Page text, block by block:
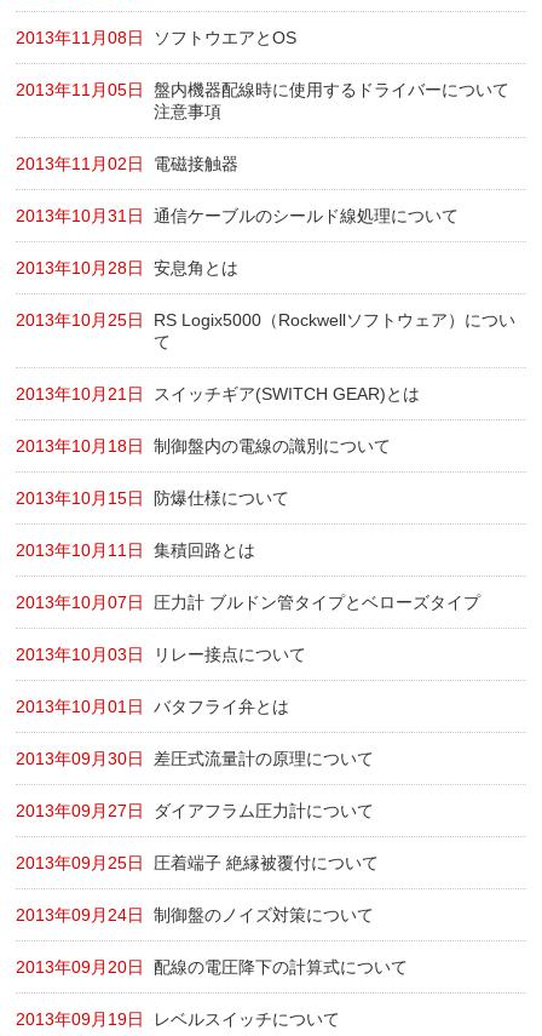
2013年11月08日 ソフトウエアとOS
2013年11月05日
盤内機器配線時に使用するドライバーについて
注意事項
2013年11月02日 電磁接触器
2013年10月31日 通信ケーブルのシールド線処理について
2013年10月28日 安息角とは
2013年10月25日
RS Logix5000（Rockwellソフトウェア）につい
て
2013年10月21日 スイッチギア(SWITCH GEAR)とは
2013年10月18日 制御盤内の電線の識別について
2013年10月15日 防爆仕様について
2013年10月11日 集積回路とは
2013年10月07日 圧力計 ブルドン管タイプとベローズタイプ
2013年10月03日 リレー接点について
2013年10月01日 バタフライ弁とは
2013年09月30日 差圧式流量計の原理について
2013年09月27日 ダイアフラム圧力計について
2013年09月25日 圧着端子 絶縁被覆付について
2013年09月24日 制御盤のノイズ対策について
2013年09月20日 配線の電圧降下の計算式について
2013年09月19日 レベルスイッチについて